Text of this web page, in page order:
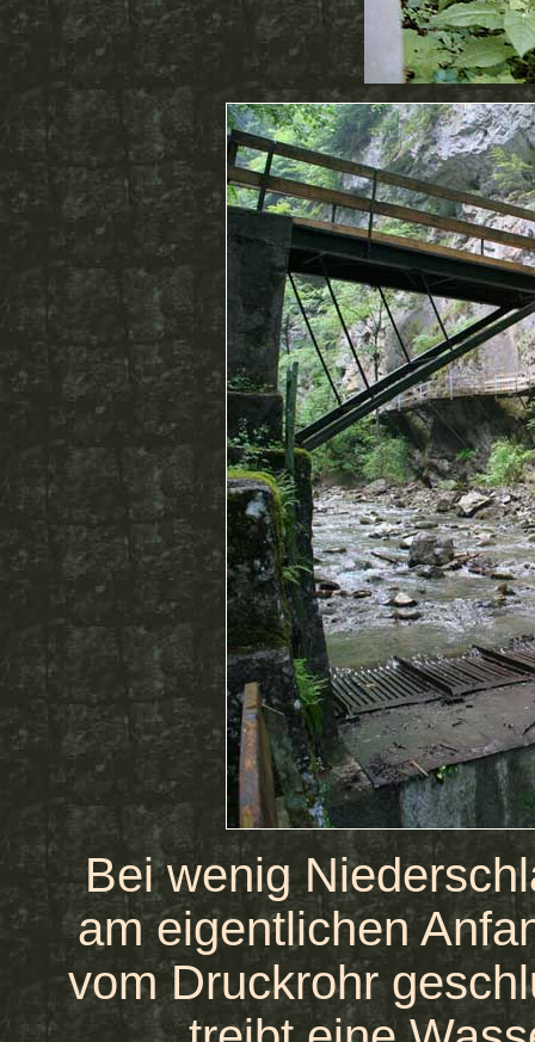
Bei wenig
am eigentlichen
vom Druckrohr